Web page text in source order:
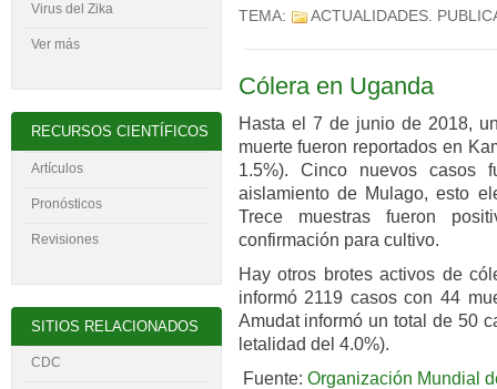
TEMA: ACTUALIDADES.
Cólera en Uganda
Hasta el 7 de junio de 2018,
muerte fueron reportados en
1.5%). Cinco nuevos casos
aislamiento de Mulago, esto
Trece muestras fueron
confirmación para cultivo.
Hay otros brotes activos de
informó 2119 casos con 44
Amudat informó un total de 50
letalidad del 4.0%).
Fuente: Organización Mundial
Virus del Zika
Ver más
RECURSOS CIENTÍFICOS
Artículos
Pronósticos
Revisiones
SITIOS RELACIONADOS
CDC